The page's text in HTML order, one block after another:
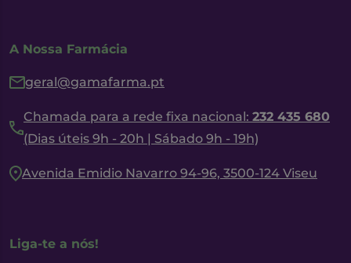
A Nossa Farmácia
geral@gamafarma.pt
Chamada para a rede fixa nacional: 232 435 680
(Dias úteis 9h - 20h | Sábado 9h - 19h)
Avenida Emidio Navarro 94-96, 3500-124 Viseu
Liga-te a nós!